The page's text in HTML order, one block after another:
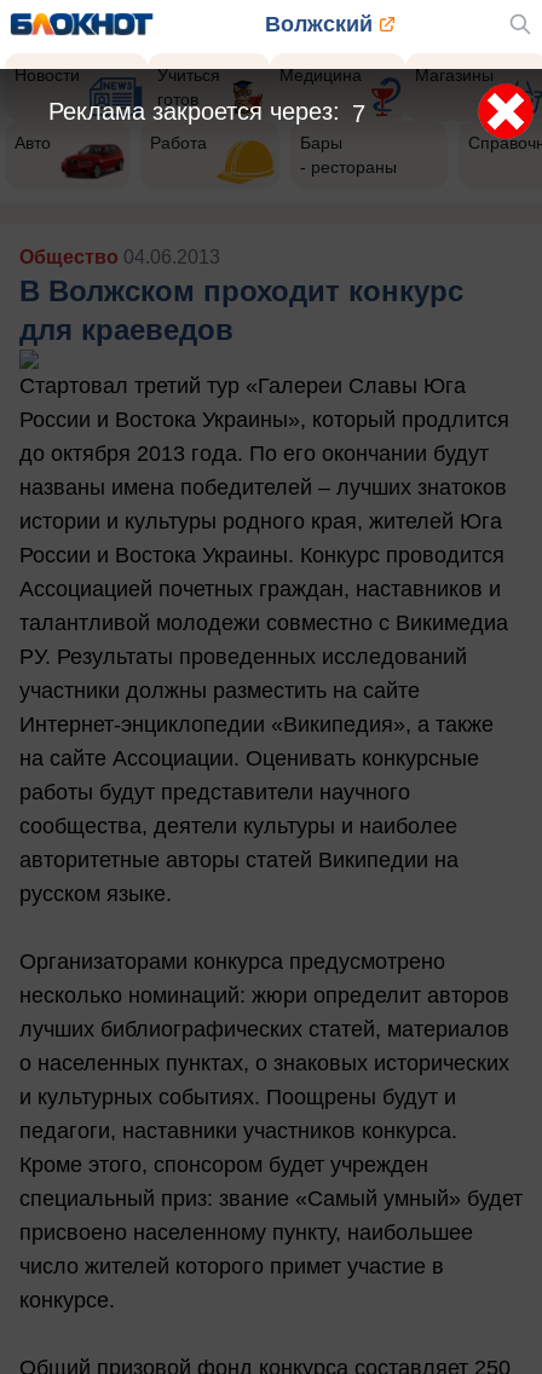
Волжский
Новости
Учиться
готов
Медицина Магазины
Авто Работа
Бары
- рестораны
Общество 04.06.2013
В Волжском проходит конкурс
для краеведов
Стартовал третий тур «Галереи Славы Юга
России и Востока Украины», который продлится
до октября 2013 года. По его окончании будут
названы имена победителей – лучших знатоков
истории и культуры родного края, жителей Юга
России и Востока Украины. Конкурс проводится
Ассоциацией почетных граждан, наставников и
талантливой молодежи совместно с Викимедиа
РУ. Результаты проведенных исследований
участники должны разместить на сайте
Интернет-энциклопедии «Википедия», а также
на сайте Ассоциации. Оценивать конкурсные
работы будут представители научного
сообщества, деятели культуры и наиболее
авторитетные авторы статей Википедии на
русском языке.
Организаторами конкурса предусмотрено
несколько номинаций: жюри определит авторов
лучших библиографических статей, материалов
о населенных пунктах, о знаковых исторических
и культурных событиях. Поощрены будут и
педагоги, наставники участников конкурса.
Кроме этого, спонсором будет учрежден
специальный приз: звание «Самый умный» будет
присвоено населенному пункту, наибольшее
число жителей которого примет участие в
конкурсе.
Общий призовой фонд конкурса составляет 250
4
Реклама закроется через: